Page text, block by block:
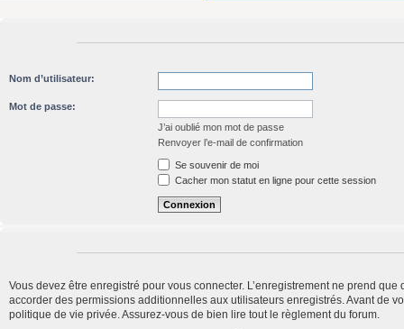
Nom d’utilisateur:
Mot de passe:
J’ai oublié mon mot de passe
Renvoyer l’e-mail de confirmation
Se souvenir de moi
Cacher mon statut en ligne pour cette session
Vous devez être enregistré pour vous connecter. L’enregistrement ne prend
accorder des permissions additionnelles aux utilisateurs enregistrés. Avant de
politique de vie privée. Assurez-vous de bien lire tout le règlement du forum.